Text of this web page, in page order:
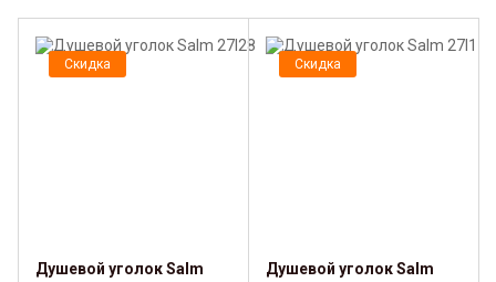
Скидка
Душевой уголок Salm
Скидка
Душевой уголок Salm